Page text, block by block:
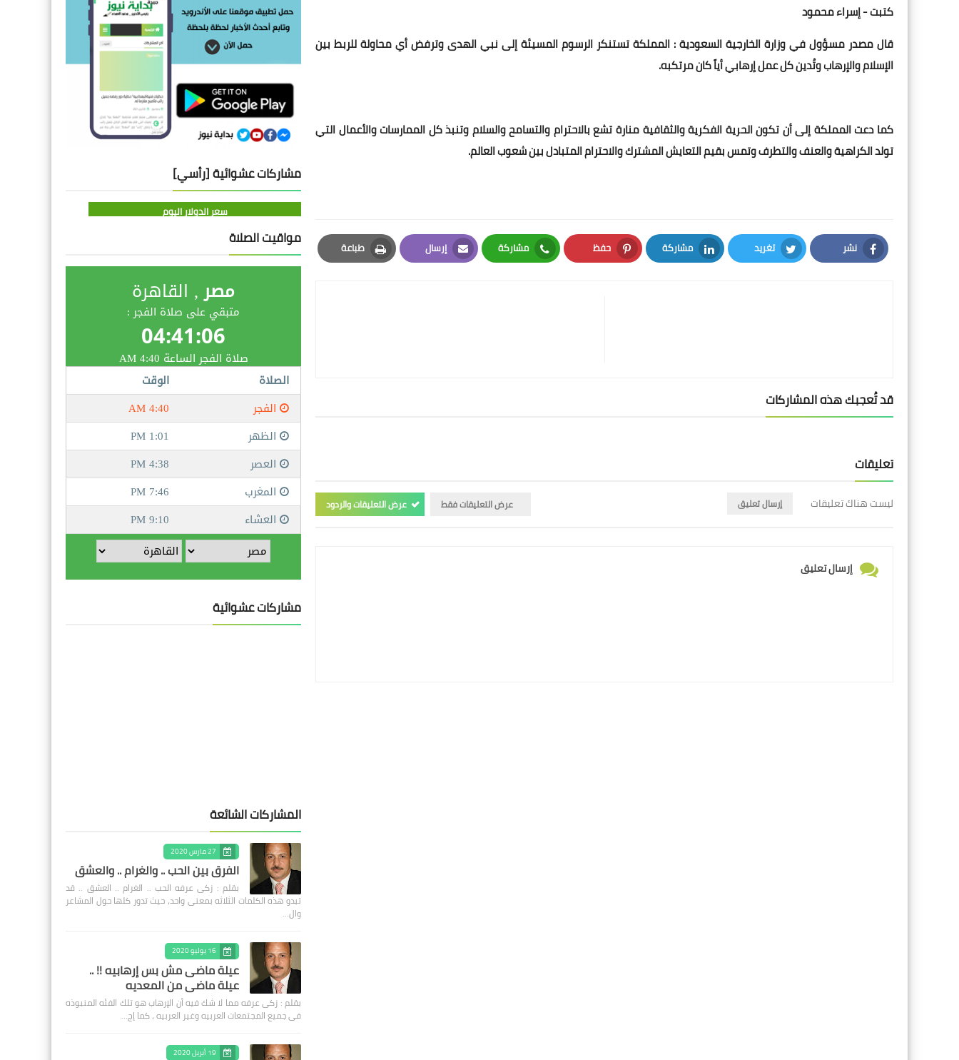
كتبت - إسراء محمود
قال مصدر مسؤول في وزارة الخارجية السعودية : المملكة تستنكر الرسوم المسيئة إلى نبي الهدى وترفض أي محاولة للربط بين
الإسلام والإرهاب وتُدين كل عمل إرهابي أياً كان مرتكبه.
كما دعت المملكة إلى أن تكون الحرية الفكرية والثقافية منارة تشع بالاحترام والتسامح والسلام وتنبذ كل الممارسات والأعمال التي
تولد الكراهية والعنف والتطرف وتمس بقيم التعايش المشترك والاحترام المتبادل بين شعوب العالم.
نشر
Facebook
تغريد
Twitter
مشاركة
LinkedIn
حفظ
Pinterest
مشاركة
Whatsapp
إرسال
Email
طباعة
Print
قد تُعجبك هذه المشاركات
تعليقات
ليست هناك تعليقات إرسال تعليق عرض التعليقات فقط عرض التعليقات والردود
إرسال تعليق
مشاركات عشوائية [رأسي]
سعر الدولار اليوم
مواقيت الصلاة
مشاركات عشوائية
المشاركات الشائعة
27 مارس 2020
الفرق بين الحب .. والغرام .. والعشق
بقلم : زكى عرفه الحب .. الغرام .. العشق .. قد
تبدو هذه الكلمات الثلاثه بمعنى واحد، حيث تدور كلها حول المشاعر
وال…
16 يوليو 2020
عيلة ماضى مش بس إرهابيه !! ..
عيلة ماضى من المعديه
بقلم : زكى عرفه مما لا شك فيه أن الإرهاب هو تلك الفئه المنبوذه
فى جميع المجتمعات العربيه وغير العربيه ، كما إج…
19 أبريل 2020